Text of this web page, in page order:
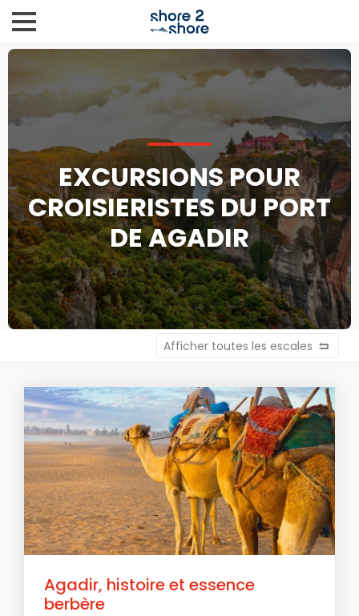
EXCURSIONS POUR
CROISIERISTES DU PORT
DE AGADIR
Afficher toutes les escales
Agadir, histoire et essence
berbère